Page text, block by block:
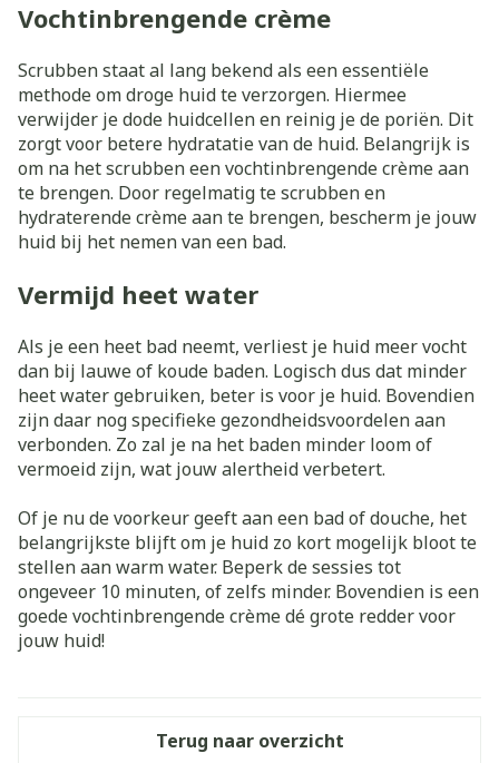
Vochtinbrengende crème
Scrubben staat al lang bekend als een essentiële
methode om droge huid te verzorgen. Hiermee
verwijder je dode huidcellen en reinig je de poriën. Dit
zorgt voor betere hydratatie van de huid. Belangrijk is
om na het scrubben een vochtinbrengende crème aan
te brengen. Door regelmatig te scrubben en
hydraterende crème aan te brengen, bescherm je jouw
huid bij het nemen van een bad.
Vermijd heet water
Als je een heet bad neemt, verliest je huid meer vocht
dan bij lauwe of koude baden. Logisch dus dat minder
heet water gebruiken, beter is voor je huid. Bovendien
zijn daar nog specifieke gezondheidsvoordelen aan
verbonden. Zo zal je na het baden minder loom of
vermoeid zijn, wat jouw alertheid verbetert.
Of je nu de voorkeur geeft aan een bad of douche, het
belangrijkste blijft om je huid zo kort mogelijk bloot te
stellen aan warm water. Beperk de sessies tot
ongeveer 10 minuten, of zelfs minder. Bovendien is een
goede vochtinbrengende crème dé grote redder voor
jouw huid!
Terug naar overzicht